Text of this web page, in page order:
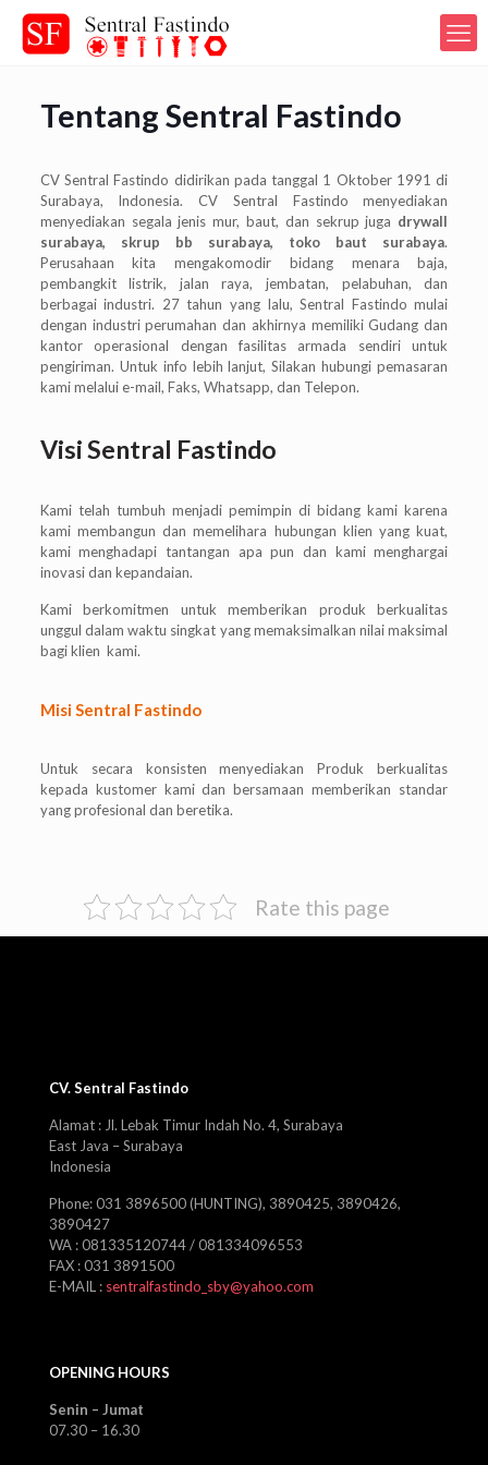
Tentang Sentral Fastindo
CV Sentral Fastindo didirikan pada tanggal 1 Oktober 1991 di
Surabaya, Indonesia. CV Sentral Fastindo menyediakan
menyediakan segala jenis mur, baut, dan sekrup juga drywall
surabaya, skrup bb surabaya, toko baut surabaya.
Perusahaan kita mengakomodir bidang menara baja,
pembangkit listrik, jalan raya, jembatan, pelabuhan, dan
berbagai industri. 27 tahun yang lalu, Sentral Fastindo mulai
dengan industri perumahan dan akhirnya memiliki Gudang dan
kantor operasional dengan fasilitas armada sendiri untuk
pengiriman. Untuk info lebih lanjut, Silakan hubungi pemasaran
kami melalui e-mail, Faks, Whatsapp, dan Telepon.
Visi Sentral Fastindo
Kami telah tumbuh menjadi pemimpin di bidang kami karena
kami membangun dan memelihara hubungan klien yang kuat,
kami menghadapi tantangan apa pun dan kami menghargai
inovasi dan kepandaian.
Kami berkomitmen untuk memberikan produk berkualitas
unggul dalam waktu singkat yang memaksimalkan nilai maksimal
bagi klien kami.
Misi Sentral Fastindo
Untuk secara konsisten menyediakan Produk berkualitas
kepada kustomer kami dan bersamaan memberikan standar
yang profesional dan beretika.
Rate this page
CV. Sentral Fastindo
Alamat : Jl. Lebak Timur Indah No. 4, Surabaya
East Java – Surabaya
Indonesia
Phone: 031 3896500 (HUNTING), 3890425, 3890426,
3890427
WA : 081335120744 / 081334096553
FAX : 031 3891500
E-MAIL : sentralfastindo_sby@yahoo.com
OPENING HOURS
Senin – Jumat
07.30 – 16.30